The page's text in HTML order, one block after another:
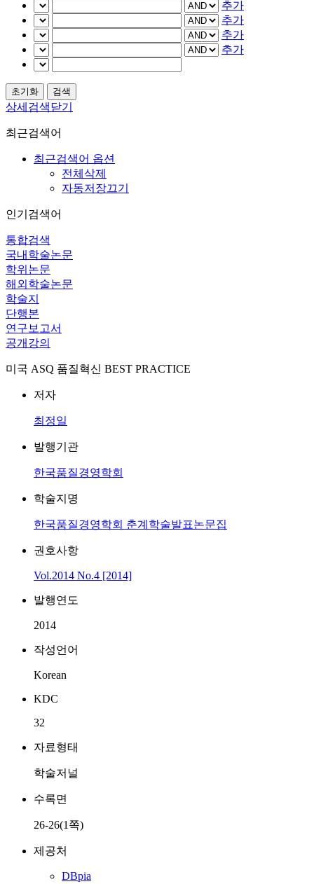
추가
추가
추가
추가
상세검색닫기
최근검색어
최근검색어 옵션
전체삭제
자동저장끄기
인기검색어
통합검색
국내학술논문
학위논문
해외학술논문
학술지
단행본
연구보고서
공개강의
미국 ASQ 품질혁신 BEST PRACTICE
저자
최정일
발행기관
한국품질경영학회
학술지명
한국품질경영학회 춘계학술발표논문집
권호사항
Vol.2014 No.4 [2014]
발행연도
2014
작성언어
Korean
KDC
32
자료형태
학술저널
수록면
26-26(1쪽)
제공처
DBpia